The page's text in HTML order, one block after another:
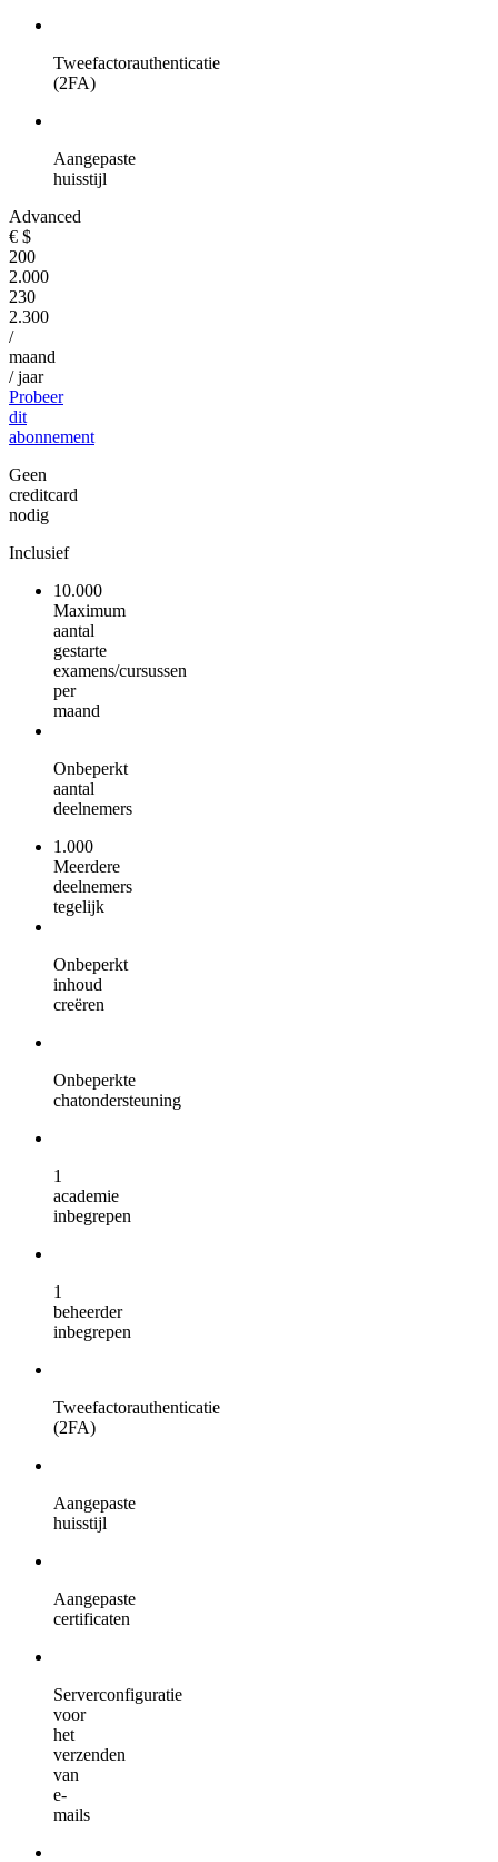
Tweefactorauthenticatie
(2FA)
Aangepaste
huisstijl
Advanced
€ $
200
2.000
230
2.300
/
maand
/ jaar
Probeer
dit
abonnement
Geen
creditcard
nodig
Inclusief
10.000
Maximum
aantal
gestarte
examens/cursussen
per
maand
Onbeperkt
aantal
deelnemers
1.000
Meerdere
deelnemers
tegelijk
Onbeperkt
inhoud
creëren
Onbeperkte
chatondersteuning
1
academie
inbegrepen
1
beheerder
inbegrepen
Tweefactorauthenticatie
(2FA)
Aangepaste
huisstijl
Aangepaste
certificaten
Serverconfiguratie
voor
het
verzenden
van
e-
mails